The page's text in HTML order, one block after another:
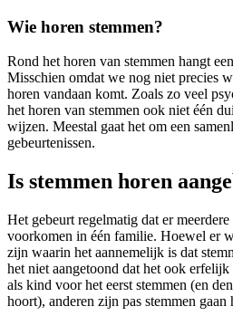
Wie horen stemmen?
Rond het horen van stemmen hangt
Misschien omdat we nog niet precies
horen vandaan komt. Zoals zo veel
het horen van stemmen ook niet één
wijzen. Meestal gaat het om een
gebeurtenissen.
Is stemmen horen
Het gebeurt regelmatig dat er
voorkomen in één familie. Hoewel er
zijn waarin het aannemelijk is dat
het niet aangetoond dat het ook
als kind voor het eerst stemmen (en
hoort), anderen zijn pas stemmen